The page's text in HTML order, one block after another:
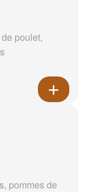
poulet,
pommes de